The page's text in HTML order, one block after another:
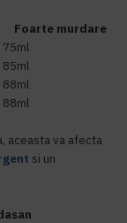
murdare
aceasta va afecta
si un